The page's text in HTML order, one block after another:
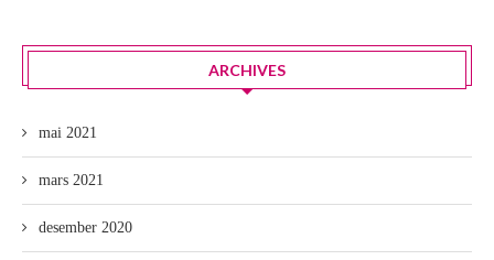
ARCHIVES
mai 2021
mars 2021
desember 2020